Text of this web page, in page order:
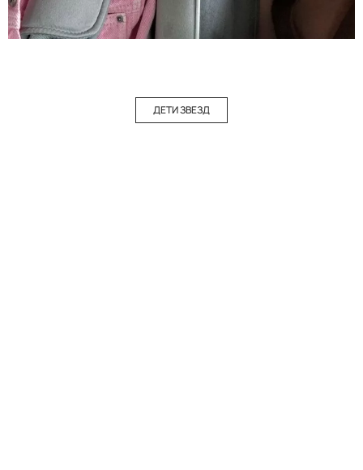
ДЕТИ ЗВЕЗД